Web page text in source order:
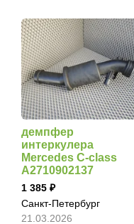
демпфер
интеркулера
Mercedes C-class
A2710902137
1 385
Санкт-Петербург
21.03.2026